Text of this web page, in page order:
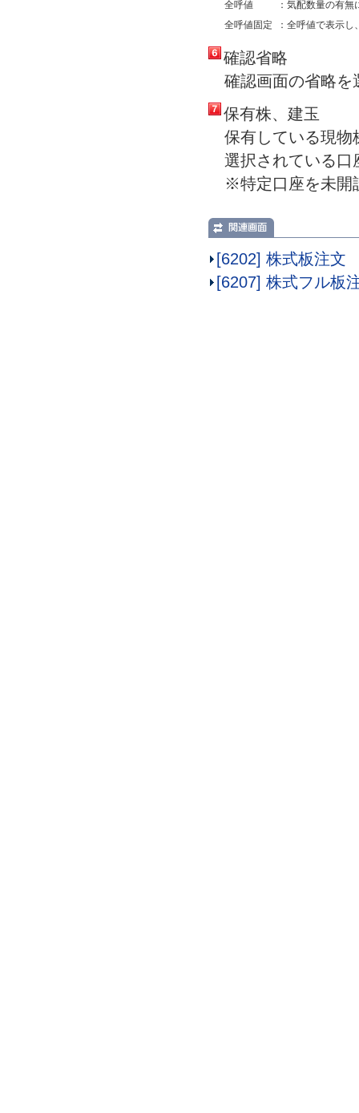
全呼値
：気配数量の有
全呼値固定
：全呼値で表示
確認省略
確認画面の省略を
保有株、建玉
保有している現物
選択されている口
※特定口座を未開
[6202] 株式板注文
[6207] 株式フル板